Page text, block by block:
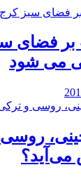
بر فضای
می شود
می‌آید؟